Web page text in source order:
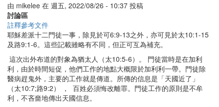
徒
由 mikelee 在 週五, 2022/08/26 - 10:37 投稿
討論區
註釋參考文件
耶穌差派十二門徒一事，除見於可6:9-13之外，亦可見於太10:1-15
及路9:1-6。這些記載雖略有不同，但正可互為補充。
這次出外布道的對象為猶太人（太10:5-6）。 門徒當時是在加利
利，由於時間短促，他們工作的地點大概限於加利利一帶。門徒除
醫病趕鬼外，主要的工作就是傳道。所傳的信息是「天國近了」
（太10:7;路9:2） ， 百姓必須悔改離罪。門徒工作的原則是不牟
利，不吝嗇地傳出天國信息。